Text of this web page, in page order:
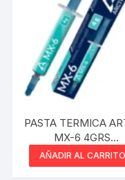
PASTA TERMICA
MX-6 4GRS
COMPUESTO
ALTO
AÑADIR AL CARRITO